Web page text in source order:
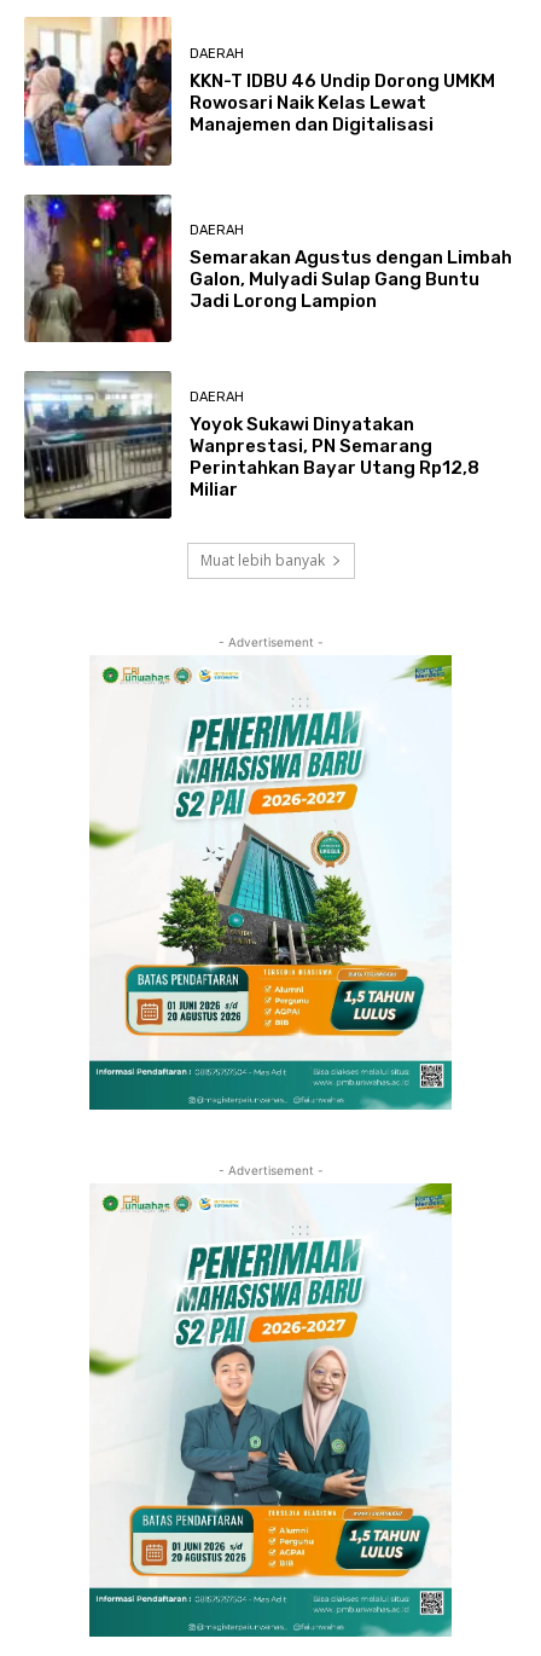
DAERAH
KKN-T IDBU 46 Undip Dorong UMKM
Rowosari Naik Kelas Lewat
Manajemen dan Digitalisasi
DAERAH
Semarakan Agustus dengan Limbah
Galon, Mulyadi Sulap Gang Buntu
Jadi Lorong Lampion
DAERAH
Yoyok Sukawi Dinyatakan
Wanprestasi, PN Semarang
Perintahkan Bayar Utang Rp12,8
Miliar
Muat lebih banyak
- Advertisement -
- Advertisement -